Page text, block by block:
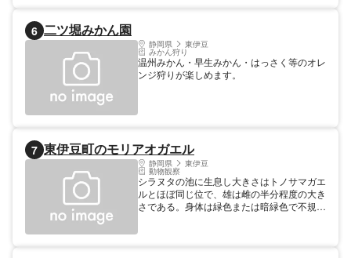
6 二ツ堀みかん園
静岡県 東伊豆
みかん狩り
温州みかん・早生みかん・はっさく等のオレ
ンジ狩りが楽しめます。
7 東伊豆町のモリアオガエル
静岡県 東伊豆
動物観察
シラヌタの池に生息し大きさはトノサマガエ
ルとほぼ同じ位で、雄は雌の半分程度の大き
さである。身体は緑色または暗緑色で不規則